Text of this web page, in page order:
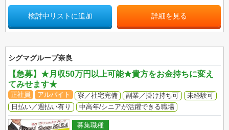
検討中リストに追加 詳細を見る
シグマグループ奈良
【急募】★月収50万円以上可能★貴方をお金持ちに変え
てみせます★
正社員 アルバイト 寮／社宅完備 副業／掛け持ち可
未経験可
日払い／週払い有り
中高年/シニアが活躍できる職場
募集職種